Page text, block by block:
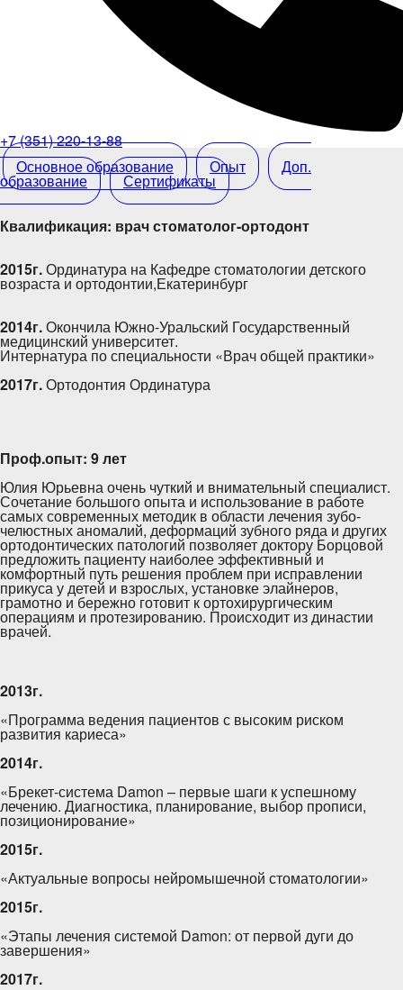
+7 (351) 220-13-88
Основное образование
Опыт Доп.
образование Сертификаты
Квалификация: врач стоматолог-ортодонт
2015г.Ординатура на Кафедре стоматологии детского
возраста и ортодонтии,Екатеринбург
2014г.Окончила Южно-Уральский Государственный
медицинский университет.
Интернатура по специальности «Врач общей практики»
2017г.Ортодонтия Ординатура
Проф.опыт: 9 лет
Юлия Юрьевна очень чуткий и внимательный специалист.
Сочетание большого опыта и использование в работе
самых современных методик в области лечения зубо-
челюстных аномалий, деформаций зубного ряда и других
ортодонтических патологий позволяет доктору Борцовой
предложить пациенту наиболее эффективный и
комфортный путь решения проблем при исправлении
прикуса у детей и взрослых, установке элайнеров,
грамотно и бережно готовит к ортохирургическим
операциям и протезированию. Происходит из династии
врачей.
2013г.
«Программа ведения пациентов с высоким риском
развития кариеса»
2014г.
«Брекет-система Damon – первые шаги к успешному
лечению. Диагностика, планирование, выбор прописи,
позиционирование»
2015г.
«Актуальные вопросы нейромышечной стоматологии»
2015г.
«Этапы лечения системой Damon: от первой дуги до
завершения»
2017г.